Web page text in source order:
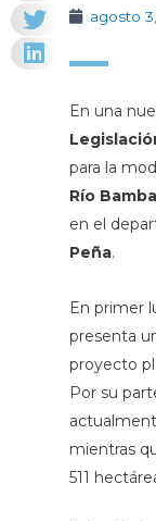
agosto
En una
para la
Río
en el
Peña.
En primer
presenta
proyecto
Por su
mientras
511